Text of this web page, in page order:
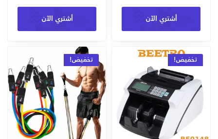
أشتري الآن أشتري الآن
تخفيض! تخفيض!